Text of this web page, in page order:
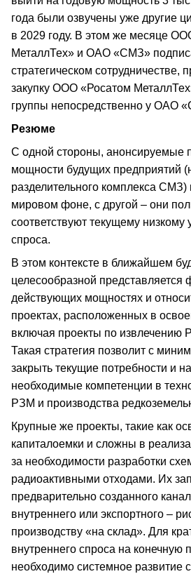
года были озвучены уже другие
в 2029 году. В этом же месяце
МеталлТех» и ОАО «СМЗ»
стратегическом сотрудничестве,
закупку ООО «Росатом
группы непосредственно у ОАО
Резюме
С одной стороны, анонсируемые
мощности будущих предприятий
разделительного комплекса СМЗ)
мировом фоне, с другой – они
соответствуют текущему низкому
спроса.
В этом контексте в ближайшем
целесообразной представляется
действующих мощностях и
проектах, расположенных в
включая проекты по извлечению
Такая стратегия позволит с
закрыть текущие потребности и
необходимые компетенции в
РЗМ и производства
Крупные же проекты, такие как
капиталоемки и сложны в
за необходимости разработки
радиоактивными отходами. Их
предварительно созданного
внутреннего или экспортного –
производству «на склад». Для
внутреннего спроса на конечную
необходимо системное развитие